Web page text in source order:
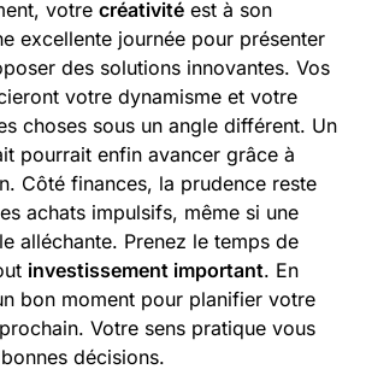
votre créativité est à son
excellente journée pour présenter
des solutions innovantes. Vos
votre dynamisme et votre
choses sous un angle différent. Un
pourrait enfin avancer grâce à
Côté finances, la prudence reste
achats impulsifs, même si une
alléchante. Prenez le temps de
investissement important. En
bon moment pour planifier votre
Votre sens pratique vous
décisions.